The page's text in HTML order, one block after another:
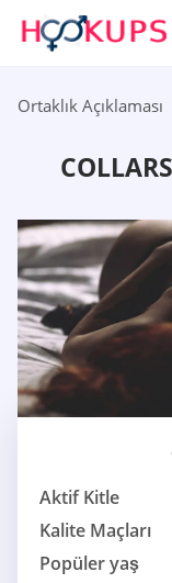
Ortaklık Açıklaması
Aktif Kitle
Kalite Maçları
Popüler yaş